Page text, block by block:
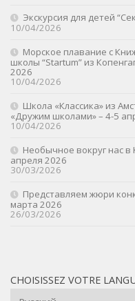
Экскурсия для детей
10/04/2026
Морское плавание с
школы “Startum” из
2026
10/04/2026
Школа «Классика» из
«Дружим школами» – 4-5
10/04/2026
Необычное вокруг нас в
апреля 2026
30/03/2026
Представляем жюри
марта 2026
26/03/2026
CHOISISSEZ VOTRE